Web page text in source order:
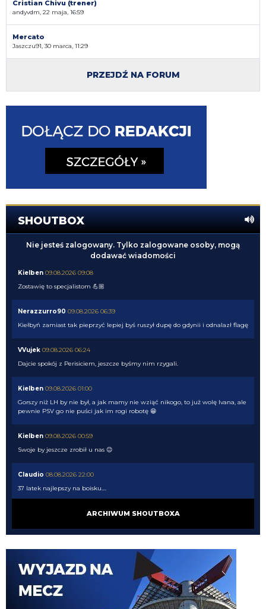
Cristian Chivu (trener)
andyvdm, 22 maja, 16:59
Mercato
Jaszczu91, 30 marca, 11:29
PRZEJDŹ NA FORUM
SHOUTBOX
Nie jesteś zalogowany. Tylko zalogowane osoby, mogą
dodawać wiadomości
Kielben 09.08.2026 09:08
Zostawię to specjalistom 💪🏼
Nerazzurro90 09.08.2026 06:39
Kiełbyń zamiast tak pieprzyć lepiej byś ruszył dupę do gdynii i odnalazł flagę
VVujek 09.08.2026 06:24
Dajcie spokój z Perisiciem, jeszcze byśmy nim rzygali.
Kielben 09.08.2026 01:00
Gorszy niż LH by nie był, a jak mamy nie wziąć nikogo, to już wolę Ivana, ale
pewnie PSV go nie puści jak im rogi robotę 😁
Kielben 09.08.2026 00:59
Swoje by jeszcze zrobił u nas 😉
Claudio 08.08.2026 22:00
37 latek najlepszy na boisku....
08.08.2026 22:00
YH8HX5iP/szczegoly/sklady/?mid=UHdsRvC7
pluto11
08.08.2026 21:34
Noge
pluto11 08.08.2026 21:34
ARCHIWUM SHOUTBOXA